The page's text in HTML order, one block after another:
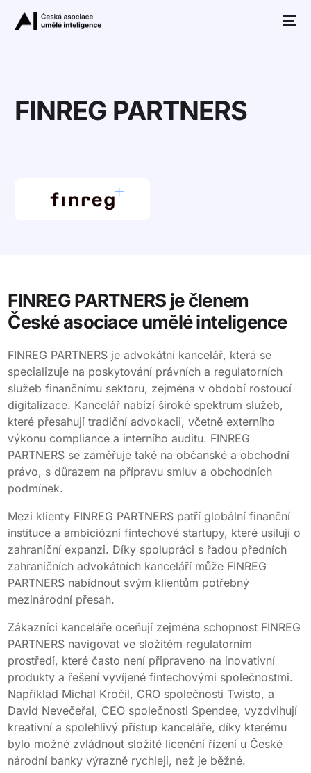
FINREG PARTNERS
FINREG PARTNERS je členem
České asociace umělé inteligence
FINREG PARTNERS je advokátní kancelář, která se
specializuje na poskytování právních a regulatorních
služeb finančnímu sektoru, zejména v období rostoucí
digitalizace. Kancelář nabízí široké spektrum služeb,
které přesahují tradiční advokacii, včetně externího
výkonu compliance a interního auditu. FINREG
PARTNERS se zaměřuje také na občanské a obchodní
právo, s důrazem na přípravu smluv a obchodních
podmínek.
Mezi klienty FINREG PARTNERS patří globální finanční
instituce a ambiciózní fintechové startupy, které usilují o
zahraniční expanzi. Díky spolupráci s řadou předních
zahraničních advokátních kanceláří může FINREG
PARTNERS nabídnout svým klientům potřebný
mezinárodní přesah.
Zákazníci kanceláře oceňují zejména schopnost FINREG
PARTNERS navigovat ve složitém regulatorním
prostředí, které často není připraveno na inovativní
produkty a řešení vyvíjené fintechovými společnostmi.
Například Michal Kročil, CRO společnosti Twisto, a
David Nevečeřal, CEO společnosti Spendee, vyzdvihují
kreativní a spolehlivý přístup kanceláře, díky kterému
bylo možné zvládnout složité licenční řízení u České
národní banky výrazně rychleji, než je běžné.